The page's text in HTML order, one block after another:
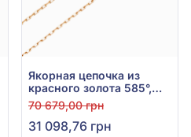
Якорная цепочка из
красного золота 585°,
арт. Ц011-0
70 679,00 грн
31 098,76 грн